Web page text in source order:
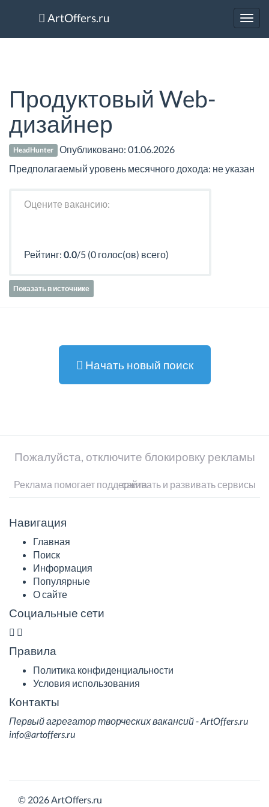
ArtOffers.ru
Продуктовый Web-
дизайнер
HeadHunter Опубликовано:01.06.2026
Предполагаемый уровень месячного дохода: не указан
Оцените вакансию:
Рейтинг: 0.0/5 (0 голос(ов) всего)
Показать в источнике
Начать новый поиск
Пожалуйста, отключите блокировку рекламы
Реклама помогает поддерживать и развивать сервисы сайта
Навигация
Главная
Поиск
Информация
Популярные
О сайте
Социальные сети
Правила
Политика конфиденциальности
Условия использования
Контакты
Первый агрегатор творческих вакансий - ArtOffers.ru
info@artoffers.ru
© 2026 ArtOffers.ru